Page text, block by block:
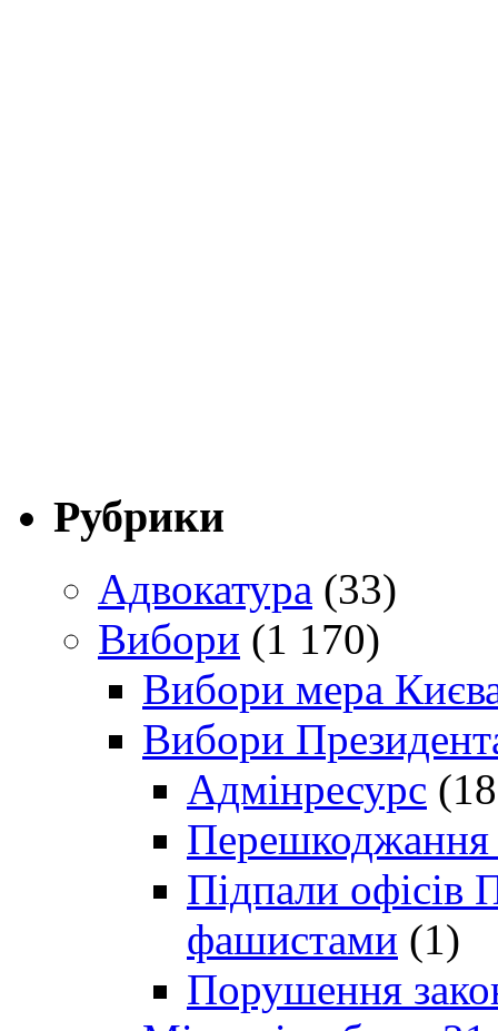
Рубрики
Адвокатура (33)
Вибори (1 170)
Вибори мера
Вибори
Адмінресурс
Перешкоджання
Підпали офісів
фашистами (1)
Порушення